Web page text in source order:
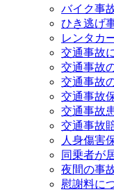
バイク事
ひき逃げ
レンタカ
交通事故
交通事故
交通事故
交通事故
交通事故
交通事故
人身傷害
同乗者が
夜間の事
慰謝料に